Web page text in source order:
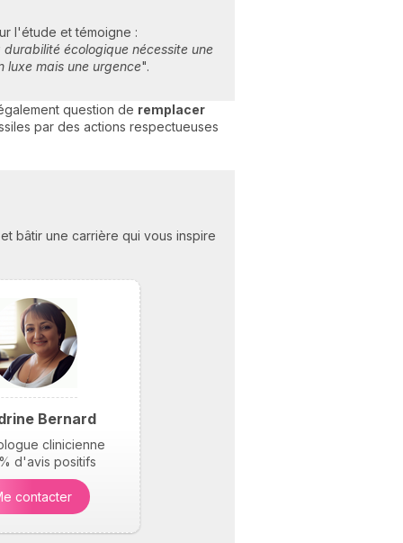
l'étude et témoigne :
écologique nécessite une
luxe mais une urgence".
question de remplacer
par des actions respectueuses
bâtir une carrière qui vous inspire
Bernard
clinicienne
d'avis positifs
contacter